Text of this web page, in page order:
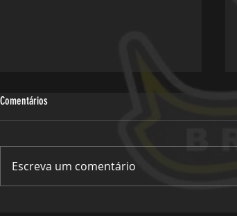
Comentários
Escreva um comentário